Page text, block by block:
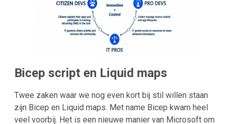
Bicep script en Liquid maps
Twee zaken waar we nog even kort bij stil willen staan
zijn Bicep en Liquid maps. Met name Bicep kwam heel
veel voorbij. Het is een nieuwe manier van Microsoft om